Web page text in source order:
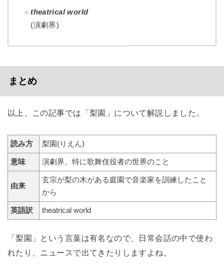
theatrical world
(演劇界)
まとめ
以上、この記事では「梨園」について解説しました。
読み方 梨園(りえん)
意味 演劇界、特に歌舞伎役者の世界のこと
由来
玄宗が梨の木がある庭園で音楽家を訓練したこと
から
英語訳 theatrical world
「梨園」という言葉は有名なので、日常会話の中で使わ
れたり、ニュースで出てきたりしますよね。